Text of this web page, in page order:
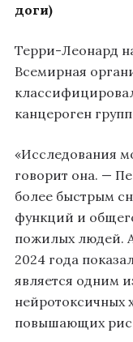
доги)
Терри-Леонард
Всемирная
канцероген
«Исследования
говорит она. —
более быстрым
функций и
пожилых людей.
2024 года
является одним
нейротоксичных
повышающих